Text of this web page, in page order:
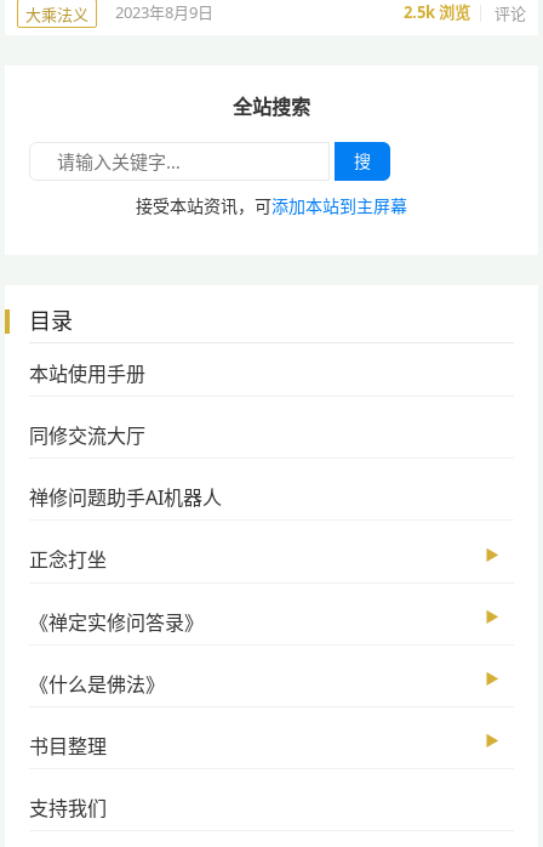
大乘法义 2023年8月9日 2.5k浏览 评论
全站搜索
搜
接受本站资讯，可添加本站到主屏幕
目录
本站使用手册
同修交流大厅
禅修问题助手AI机器人
正念打坐 ▶
《禅定实修问答录》 ▶
《什么是佛法》 ▶
书目整理 ▶
支持我们